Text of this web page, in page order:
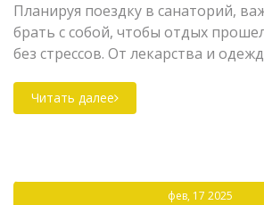
Планируя поездку в санаторий,
брать с собой, чтобы отдых
без стрессов. От лекарства и
список может существенно
статья поможет составить
погодные условия и ваши личные
Читать далее
фев, 17 2025